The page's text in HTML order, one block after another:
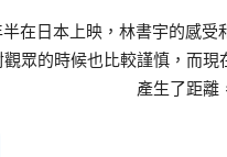
在日本上映，林書宇的感
眾的時候也比較謹慎，而
產生了距離